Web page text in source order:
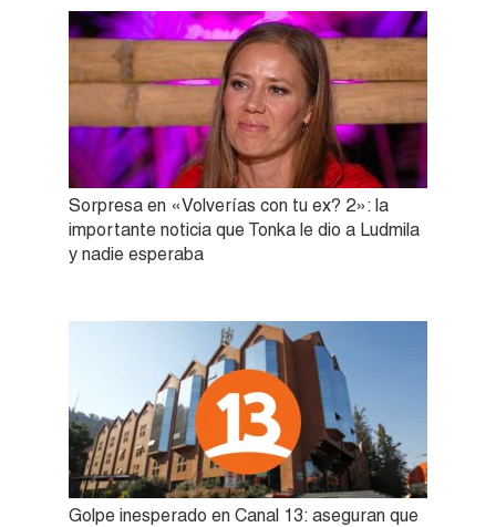
Sorpresa en «Volverías con tu ex? 2»: la
importante noticia que Tonka le dio a Ludmila
y nadie esperaba
Golpe inesperado en Canal 13: aseguran que